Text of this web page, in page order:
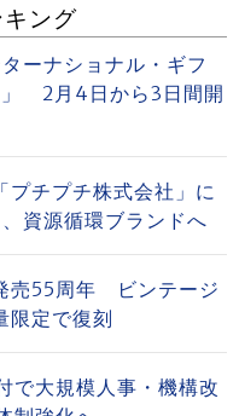
ング
ーナショナル・ギフ
」 2月4日から3日間開
チプチ株式会社」に
資源循環ブランドへ
売55周年 ビンテージ
限定で復刻
で大規模人事・機構改